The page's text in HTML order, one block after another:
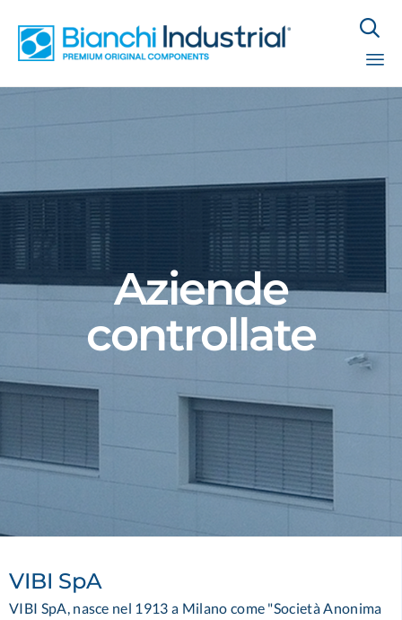

Aziende
controllate
VIBI SpA
VIBI SpA, nasce nel 1913 a Milano come "Società Anonima